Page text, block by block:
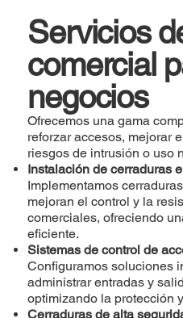
Servicios
comercial
negocios
Ofrecemos una gama
reforzar accesos, mejorar
riesgos de intrusión o uso
Instalación de cerraduras
Implementamos
mejoran el control y la
comerciales, ofreciendo
eficiente.
Sistemas de control de
Configuramos soluciones
administrar entradas y
optimizando la protección
Cerraduras de alta